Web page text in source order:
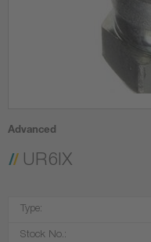
Advanced
UR6IX
Type:
Stock No.: